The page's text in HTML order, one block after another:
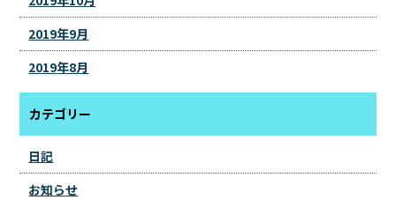
2019年9月
2019年8月
カテゴリー
日記
お知らせ